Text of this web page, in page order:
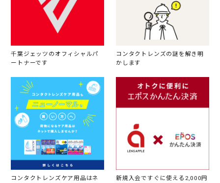
千葉ジェッツのオフィシャルパ
ートナーです
コンタクトレンズの謎を解き明
かします
コンタクトレンズケア用品はネ
新規入会ですぐに使える2,000円